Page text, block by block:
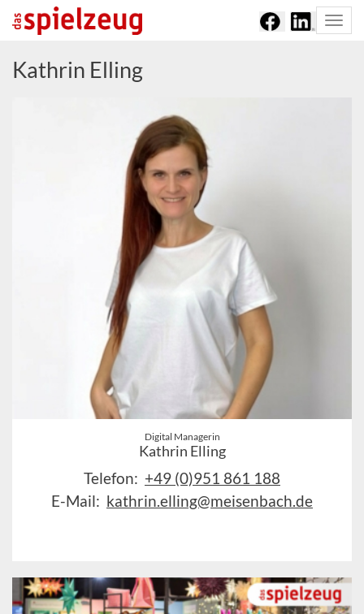
Kathrin Elling
Digital Managerin
Kathrin Elling
Telefon: +49 (0)951 861 188
E-Mail: kathrin.elling@meisenbach.de